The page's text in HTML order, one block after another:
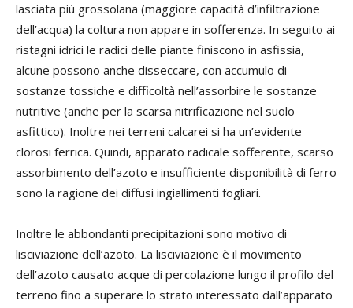
lasciata più grossolana (maggiore capacità d’infiltrazione
dell’acqua) la coltura non appare in sofferenza. In seguito ai
ristagni idrici le radici delle piante finiscono in asfissia,
alcune possono anche disseccare, con accumulo di
sostanze tossiche e difficoltà nell’assorbire le sostanze
nutritive (anche per la scarsa nitrificazione nel suolo
asfittico). Inoltre nei terreni calcarei si ha un’evidente
clorosi ferrica. Quindi, apparato radicale sofferente, scarso
assorbimento dell’azoto e insufficiente disponibilità di ferro
sono la ragione dei diffusi ingiallimenti fogliari.
Inoltre le abbondanti precipitazioni sono motivo di
lisciviazione dell’azoto. La lisciviazione è il movimento
dell’azoto causato acque di percolazione lungo il profilo del
terreno fino a superare lo strato interessato dall’apparato